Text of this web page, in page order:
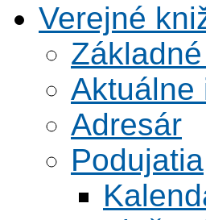
Verejné
Aktuálne
Adresár
Podujatia